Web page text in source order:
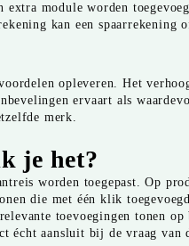
extra module worden
kan een
opleveren. Het
ervaart als
merk.
je het?
worden toegepast. Op
die met één klik
toevoegingen tonen
écht aansluit bij de vraag van